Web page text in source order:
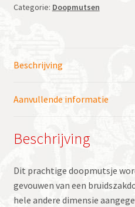
Categorie: Doopmutsen
Beschrijving
Aanvullende informatie
Beschrijving
Dit prachtige doopmutsje
gevouwen van een
hele andere dimensie